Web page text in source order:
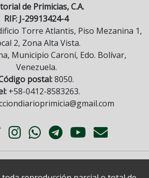
de Primicias, C.A.
RIF: J-29913424-4
Torre Atlantis, Piso Mezanina 1,
2, Zona Alta Vista.
Municipio Caroní, Edo. Bolívar,
Venezuela.
postal:8050.
+58-0412-8583263.